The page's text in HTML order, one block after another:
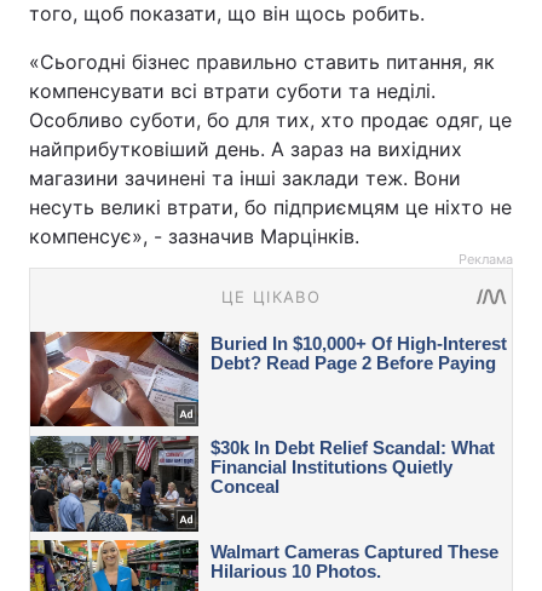
того, щоб показати, що він щось робить.
«Сьогодні бізнес правильно ставить питання, як
компенсувати всі втрати суботи та неділі.
Особливо суботи, бо для тих, хто продає одяг, це
найприбутковіший день. А зараз на вихідних
магазини зачинені та інші заклади теж. Вони
несуть великі втрати, бо підприємцям це ніхто не
компенсує», - зазначив Марцінків.
Реклама